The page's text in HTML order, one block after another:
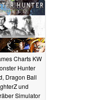
Charts KW
Hunter
Dragon Ball
und
Simulator